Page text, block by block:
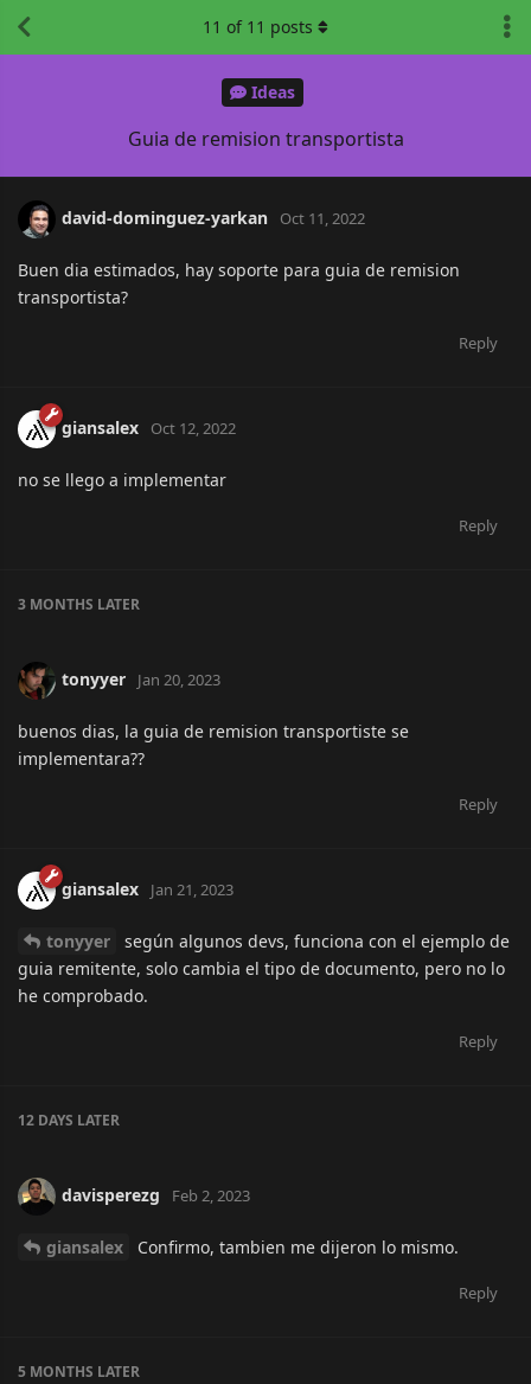
Ideas
Guia de remision transportista
11 of 11 posts
david-dominguez-yarkan Oct 11, 2022
Buen dia estimados, hay soporte para guia de remision
transportista?
Reply
giansalex Oct 12, 2022
no se llego a implementar
Reply
3 MONTHS LATER
tonyyer Jan 20, 2023
buenos dias, la guia de remision transportiste se
implementara??
Reply
giansalex Jan 21, 2023
tonyyer
según algunos devs, funciona con el ejemplo de
guia remitente, solo cambia el tipo de documento, pero no lo
he comprobado.
Reply
12 DAYS LATER
davisperezg Feb 2, 2023
giansalex Confirmo, tambien me dijeron lo mismo.
Reply
5 MONTHS LATER